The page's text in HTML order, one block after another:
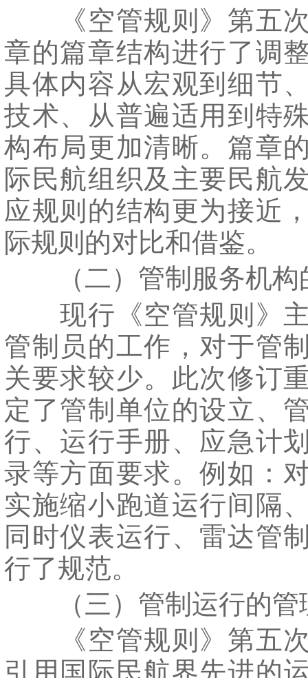
《空管规则》第五次
章的篇章结构进行了调
具体内容从宏观到细节
技术、从普遍适用到特
构布局更加清晰。篇章
际民航组织及主要民航
应规则的结构更为接近
际规则的对比和借鉴。
（二）管制服务机构
现行《空管规则》主
管制员的工作，对于管
关要求较少。此次修订
定了管制单位的设立、
行、运行手册、应急计
录等方面要求。例如：
实施缩小跑道运行间隔
同时仪表运行、雷达管
行了规范。
（三）管制运行的管
《空管规则》第五次
引用国际民航界先进的